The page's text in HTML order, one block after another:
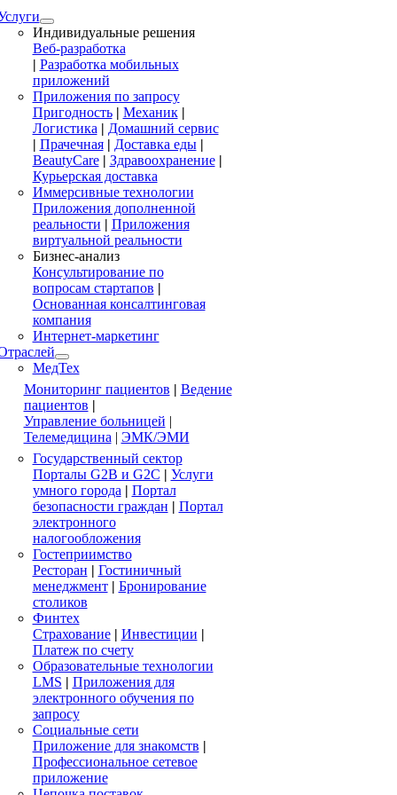
Индивидуальные решения
Веб-разработка
| Разработка мобильных
приложений
Приложения по запросу
Пригодность| Механик|
Логистика| Домашний сервис
| Прачечная | Доставка еды |
BeautyCare | Здравоохранение |
Курьерская доставка
Иммерсивные технологии
Приложения дополненной
реальности | Приложения
виртуальной реальности
Бизнес-анализ
Консультирование по
вопросам стартапов |
Основанная консалтинговая
компания
Интернет-маркетинг
МедТех
Мониторинг пациентов | Ведение
пациентов |
Управление больницей |
Телемедицина| ЭМК/ЭМИ
Государственный сектор
Порталы G2B и G2C | Услуги
умного города| Портал
безопасности граждан | Портал
электронного
налогообложения
Гостеприимство
Ресторан | Гостиничный
менеджмент| Бронирование
столиков
Финтех
Страхование| Инвестиции |
Платеж по счету
Образовательные технологии
LMS | Приложения для
электронного обучения по
запросу
Социальные сети
Приложение для знакомств |
Профессиональное сетевое
приложение